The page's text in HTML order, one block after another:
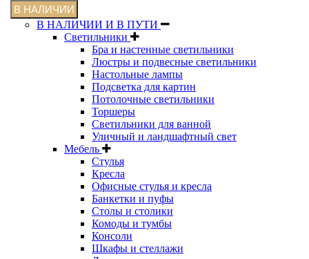
В НАЛИЧИИ
В НАЛИЧИИ И В ПУТИ
Светильники
Бра и настенные светильники
Люстры и подвесные светильники
Настольные лампы
Подсветка для картин
Потолочные светильники
Торшеры
Светильники для ванной
Уличный и ландшафтный свет
Мебель
Стулья
Кресла
Офисные стулья и кресла
Банкетки и пуфы
Столы и столики
Комоды и тумбы
Консоли
Шкафы и стеллажи